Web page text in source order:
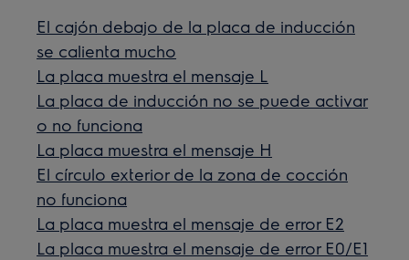
El cajón debajo de la placa de inducción
se calienta mucho
La placa muestra el mensaje L
La placa de inducción no se puede activar
o no funciona
La placa muestra el mensaje H
El círculo exterior de la zona de cocción
no funciona
La placa muestra el mensaje de error E2
La placa muestra el mensaje de error E0/E1